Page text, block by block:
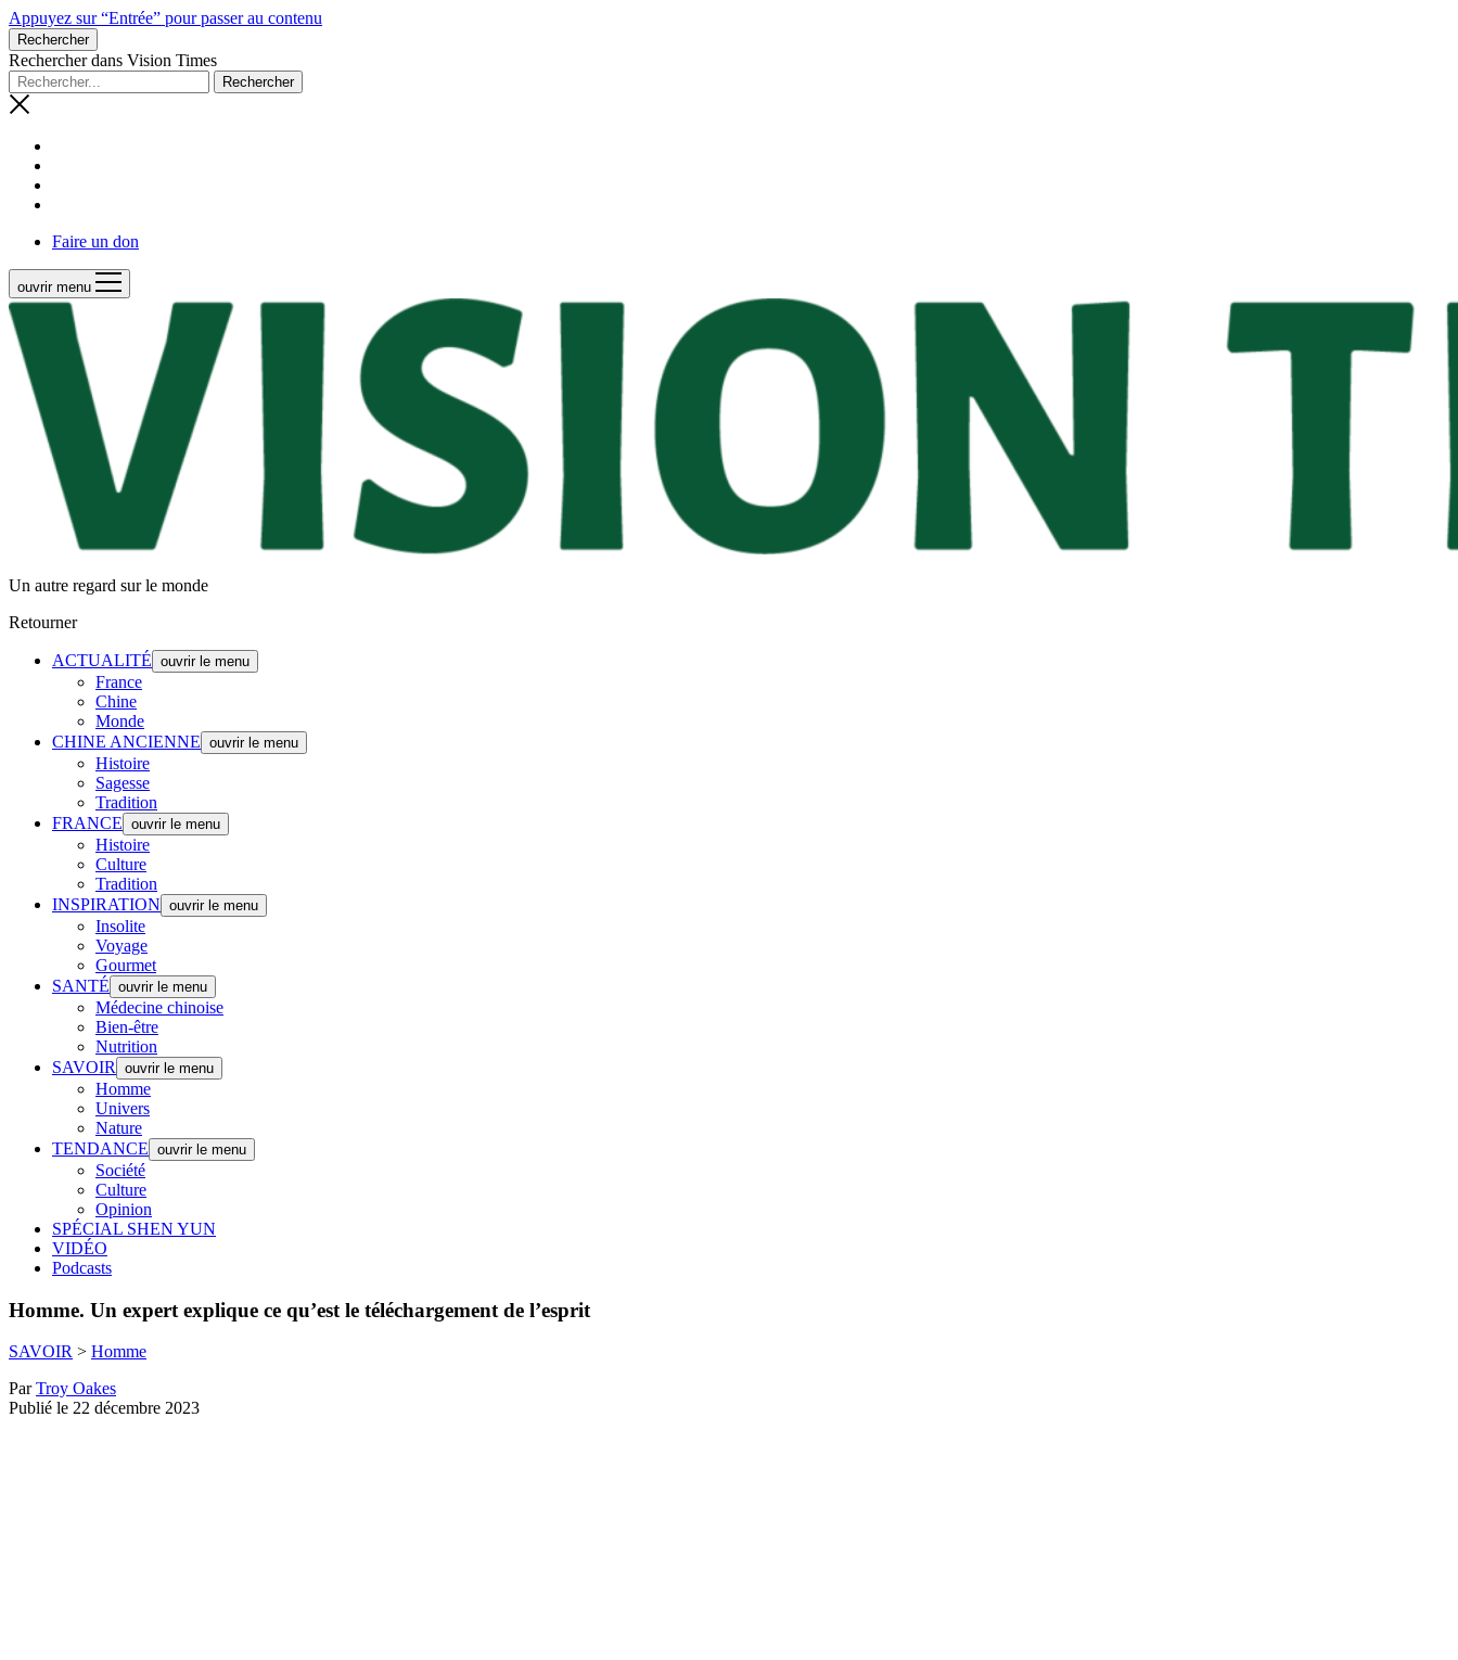
Appuyez sur “Entrée” pour passer au contenu
Rechercher
Rechercher dans Vision Times
Faire un don
ouvrir menu
Un autre regard sur le monde
Retourner
ACTUALITÉ ouvrir le menu
France
Chine
Monde
CHINE ANCIENNE ouvrir le menu
Histoire
Sagesse
Tradition
FRANCE ouvrir le menu
Histoire
Culture
Tradition
INSPIRATION ouvrir le menu
Insolite
Voyage
Gourmet
SANTÉ ouvrir le menu
Médecine chinoise
Bien-être
Nutrition
SAVOIR
ouvrir le menu
Homme
Univers
Nature
TENDANCE ouvrir le menu
Société
Culture
Opinion
SPÉCIAL SHEN YUN
VIDÉO
Podcasts
Homme. Un expert explique ce qu’est le téléchargement de l’esprit
SAVOIR > Homme
ParTroy Oakes
Publié le 22 décembre 2023